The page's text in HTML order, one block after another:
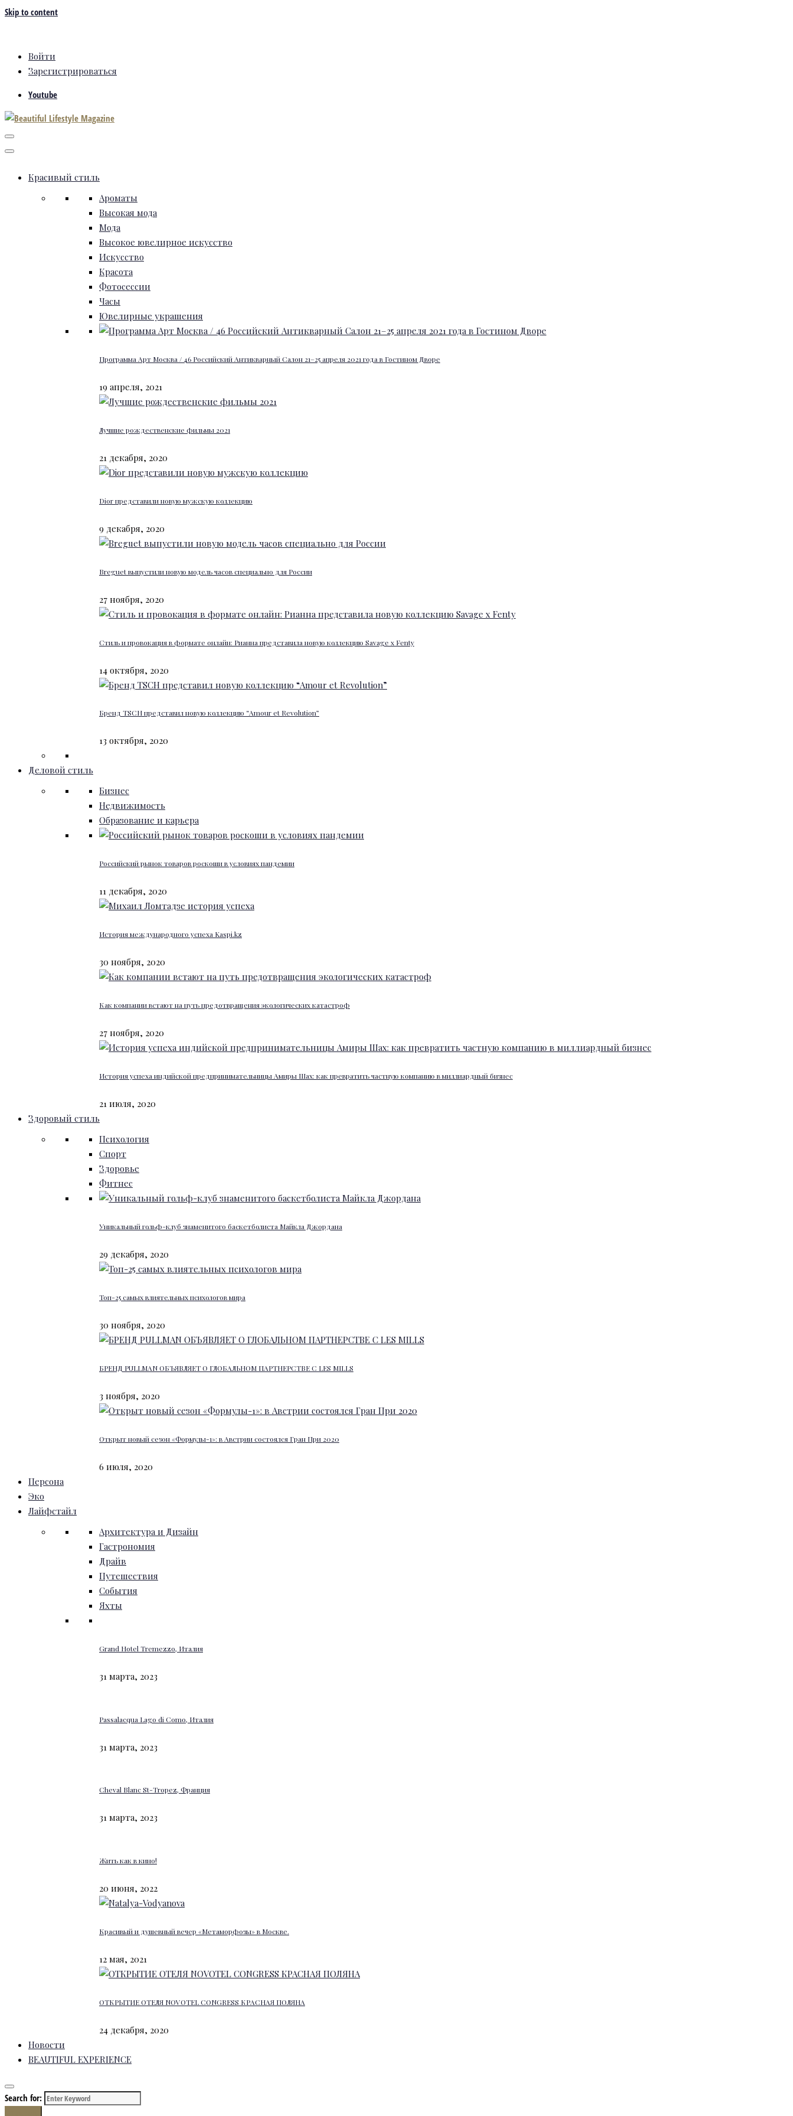
Skip to content
Войти
Зарегистрироваться
Youtube
Красивый стиль
Ароматы
Высокая мода
Мода
Высокое ювелирное искусство
Искусство
Красота
Фотосессии
Часы
Ювелирные украшения
Программа Арт Москва / 46 Российский Антикварный Салон 21–25 апреля 2021 года в Гостином Дворе
19 апреля, 2021
Лучшие рождественские фильмы 2021
21 декабря, 2020
Dior представили новую мужскую коллекцию
9 декабря, 2020
Breguet выпустили новую модель часов специально для России
27 ноября, 2020
Стиль и провокация в формате онлайн: Рианна представила новую коллекцию Savage x Fenty
14 октября, 2020
Бренд TSCH представил новую коллекцию “Amour et Revolution”
13 октября, 2020
Деловой стиль
Бизнес
Недвижимость
Образование и карьера
Российский рынок товаров роскоши в условиях пандемии
11 декабря, 2020
История международного успеха Kaspi.kz
30 ноября, 2020
Как компании встают на путь предотвращения экологических катастроф
27 ноября, 2020
История успеха индийской предпринимательницы Амиры Шах: как превратить частную компанию в миллиардный бизнес
21 июля, 2020
Здоровый стиль
Психология
Спорт
Здоровье
Фитнес
Уникальный гольф-клуб знаменитого баскетболиста Майкла Джордана
29 декабря, 2020
Топ-25 самых влиятельных психологов мира
30 ноября, 2020
БРЕНД PULLMAN ОБЪЯВЛЯЕТ О ГЛОБАЛЬНОМ ПАРТНЕРСТВЕ С LES MILLS
3 ноября, 2020
Открыт новый сезон «Формулы-1»: в Австрии состоялся Гран При 2020
6 июля, 2020
Персона
Эко
Лайфстайл
Архитектура и Дизайн
Гастрономия
Драйв
Путешествия
События
Яхты
Grand Hotel Tremezzo, Италия
31 марта, 2023
Passalacqua Lago di Como, Италия
31 марта, 2023
Cheval Blanc St-Tropez, Франция
31 марта, 2023
Жить как в кино!
20 июня, 2022
Красивый и душевный вечер «Метаморфозы» в Москве.
12 мая, 2021
ОТКРЫТИЕ ОТЕЛЯ NOVOTEL CONGRESS КРАСНАЯ ПОЛЯНА
24 декабря, 2020
Новости
BEAUTIFUL EXPERIENCE
Search for: